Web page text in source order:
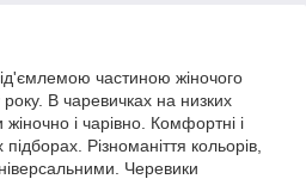
частиною жіночого
В чаревичках на низких
і чарівно. Комфортні і
Різноманіття кольорів,
Черевики